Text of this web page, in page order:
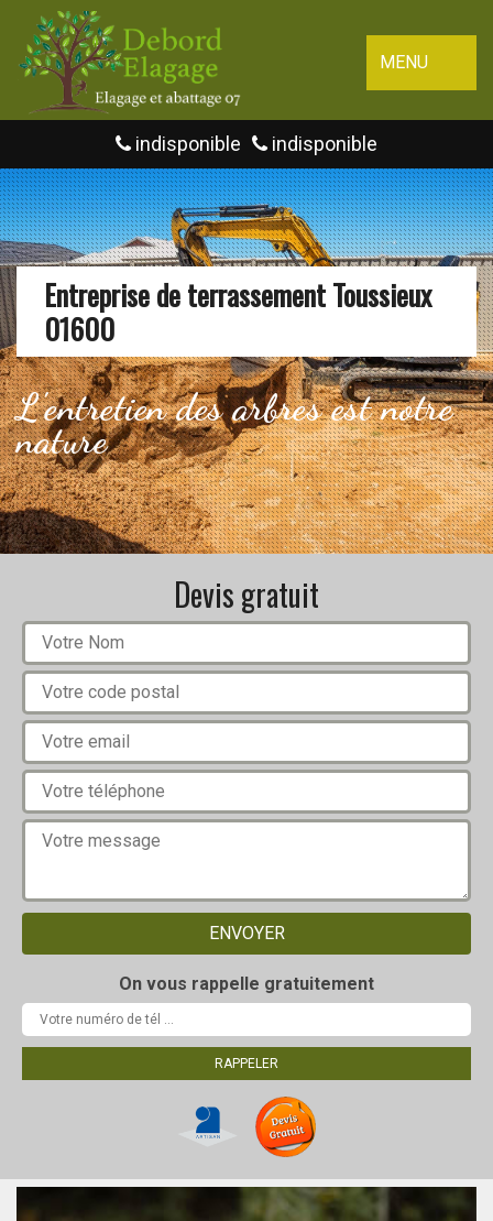
MENU
indisponible indisponible
Entreprise de terrassement Toussieux
01600
L'entretien des arbres est notre
nature
Devis gratuit
On vous rappelle gratuitement